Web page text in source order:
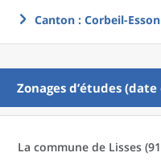
Canton : Corbeil-
Zonages d’études
La commune de Lisses